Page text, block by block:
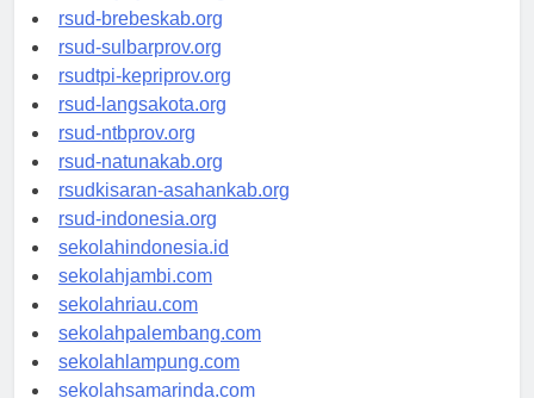
rsudkoja-jakarta.org
rsud-brebeskab.org
rsud-sulbarprov.org
rsudtpi-kepriprov.org
rsud-langsakota.org
rsud-ntbprov.org
rsud-natunakab.org
rsudkisaran-asahankab.org
rsud-indonesia.org
sekolahindonesia.id
sekolahjambi.com
sekolahriau.com
sekolahpalembang.com
sekolahlampung.com